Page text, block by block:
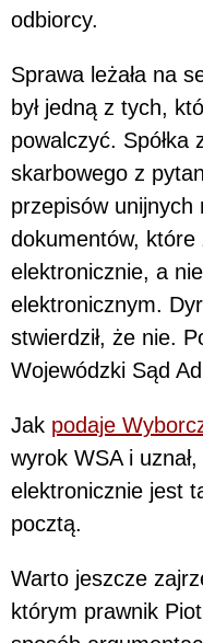
odbiorcy.
Sprawa leżała na
był jedną z tych,
powalczyć. Spółka
skarbowego z
przepisów
dokumentów, które
elektronicznie, a
elektronicznym.
stwierdził, że nie.
Wojewódzki Sąd
Jak podaje
wyrok WSA i
elektronicznie jest
pocztą.
Warto jeszcze
którym prawnik